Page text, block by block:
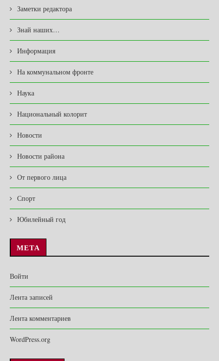
Заметки редактора
Знай наших…
Информация
На коммунальном фронте
Наука
Национальный колорит
Новости
Новости района
От первого лица
Спорт
Юбилейный год
МЕТА
Войти
Лента записей
Лента комментариев
WordPress.org